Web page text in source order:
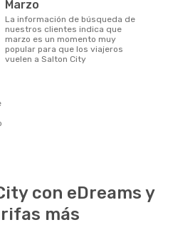
marzo
La información de búsqueda de
nuestros clientes indica que
marzo es un momento muy
popular para que los viajeros
vuelen a Salton City
con eDreams y
más